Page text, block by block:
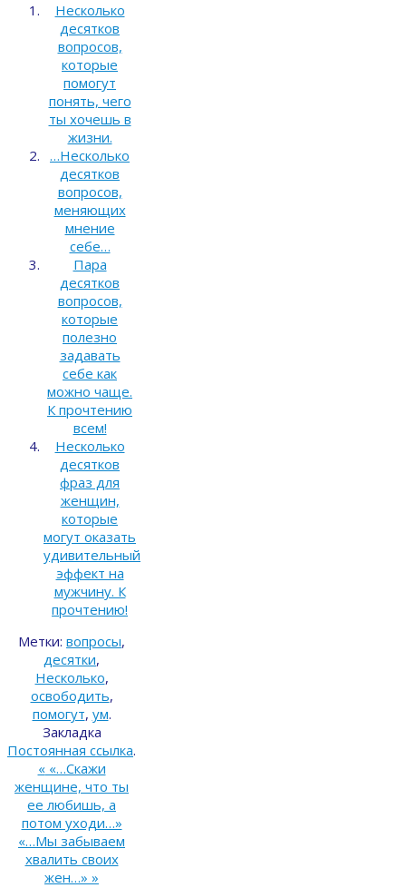
Несколько
десятков
вопросов,
которые
помогут
понять, чего
ты хочешь в
жизни.
…Несколько
десятков
вопросов,
меняющих
мнение
себе…
Пара
десятков
вопросов,
которые
полезно
задавать
себе как
можно чаще.
К прочтению
всем!
Несколько
десятков
фраз для
женщин,
которые
могут оказать
удивительный
эффект на
мужчину. К
прочтению!
Метки: вопросы,
десятки,
Несколько,
освободить,
помогут, ум.
Закладка
Постоянная ссылка.
««…Скажи
женщине, что ты
ее любишь, а
потом уходи…»
«…Мы забываем
хвалить своих
жен…» »